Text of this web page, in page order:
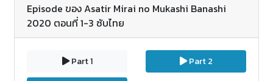
Episode ของ Asatir Mirai no Mukashi Banashi
2020 ตอนที่ 1-3 ซับไทย
Part 1 Part 2